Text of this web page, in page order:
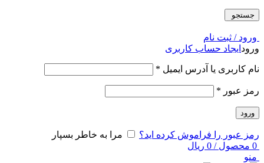
جستجو
ورود / ثبت نام
ورود ایجاد حساب کاربری
نام کاربری یا آدرس ایمیل *
رمز عبور *
ورود
رمز عبور را فراموش کرده اید؟
مرا به خاطر بسپار
0 محصول /
0 ریال
منو